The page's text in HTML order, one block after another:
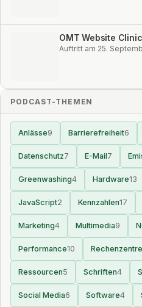
OMT Website
Auftritt am 25.
PODCAST-THEMEN
Anlässe9 Barrierefreiheit6
Datenschutz7 E-Mail7
Greenwashing4 Hardware13
JavaScript2 Kennzahlen17
Marketing4 Multimedia9
Performance10
Ressourcen5 Schriften4
Social Media6 Software4